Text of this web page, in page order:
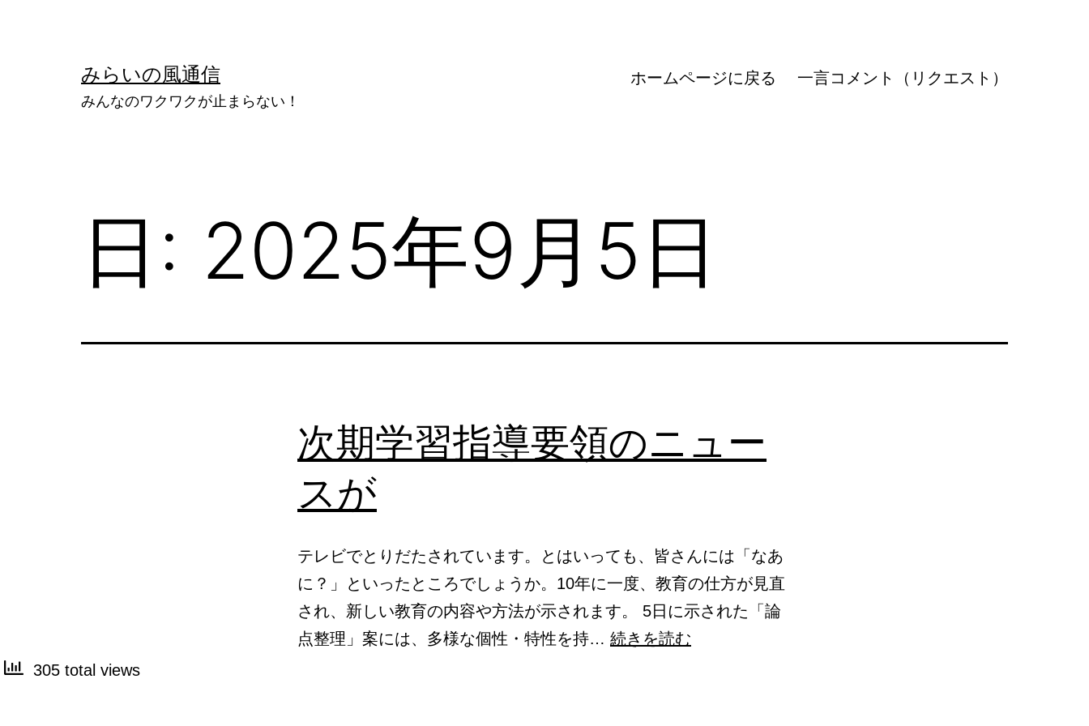
みらいの風通信
みんなのワクワクが止まらない！
ホームページに戻る 一言コメント（リクエスト）
日: 2025年9月5日
次期学習指導要領のニュー
スが
テレビでとりだたされています。とはいっても、皆さんには「なあ
に？」といったところでしょうか。10年に一度、教育の仕方が見直
され、新しい教育の内容や方法が示されます。 5日に示された「論
点整理」案には、多様な個性・特性を持… 続きを読む
305 total views